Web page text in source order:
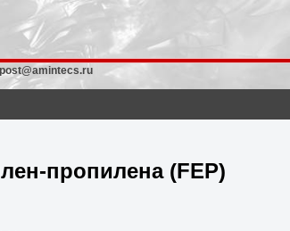
пропилена (FEP)